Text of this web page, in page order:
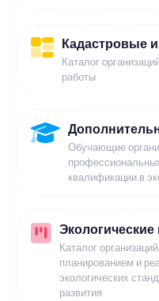
Кадастровые
Каталог
работы
Обучающие
квалификации в
Каталог
планированием и
экологических
развития